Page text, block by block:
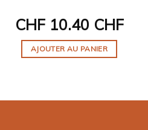
CHF10.40 CHF
AJOUTER AU PANIER